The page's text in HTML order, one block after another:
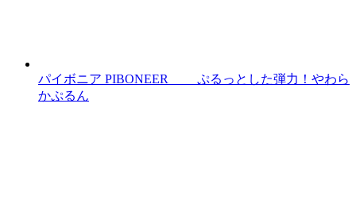
パイボニア PIBONEER ぷるっとした弾力！やわら
かぷるん